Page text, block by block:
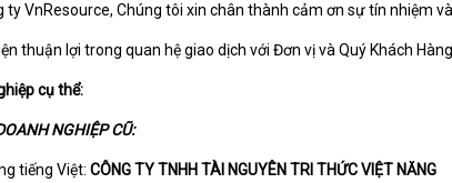
ty VnResource, Chúng tôi xin chân thành cảm ơn sự tín nhiệm
thuận lợi trong quan hệ giao dịch với Đơn vị và Quý Khách
cụ thể:
NGHIỆP CŨ:
tiếng Việt: CÔNG TY TNHH TÀI NGUYÊN TRI THỨC VIỆT NĂNG